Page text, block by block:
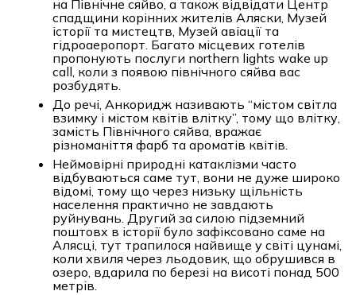
на Північне сяйво, а також відвідати Центр
спадщини корінних жителів Аляски, Музей
історії та мистецтв, Музей авіації та
гідроаеропорт. Багато місцевих готелів
пропонують послуги northern lights wake up
call, коли з появою північного сяйва вас
розбудять.
До речі, Анкоридж називають “містом світла
взимку і містом квітів влітку”, тому що влітку,
замість Північного сяйва, вражає
різноманіття фарб та ароматів квітів.
Неймовірні природні катаклізми часто
відбуваються саме тут, вони не дуже широко
відомі, тому що через низьку щільність
населення практично не завдають
руйнувань. Другий за силою підземний
поштовх в історії було зафіксовано саме на
Алясці, тут трапилося найвище у світі цунамі,
коли хвиля через льодовик, що обрушився в
озеро, вдарила по березі на висоті понад 500
метрів.